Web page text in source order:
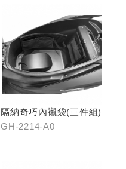
隔納奇巧內襯袋(三件組)
GH-2214-A0